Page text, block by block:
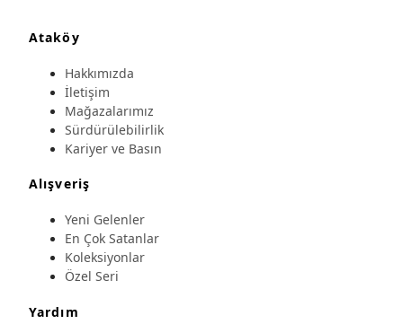
Ataköy
Hakkımızda
İletişim
Mağazalarımız
Sürdürülebilirlik
Kariyer ve Basın
Alışveriş
Yeni Gelenler
En Çok Satanlar
Koleksiyonlar
Özel Seri
Yardım